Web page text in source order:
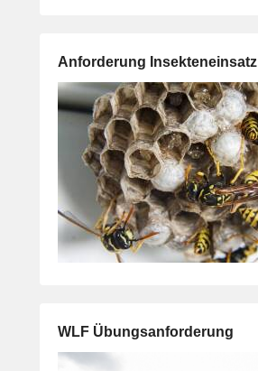
Anforderung Insekteneinsatz
WLF Übungsanforderung